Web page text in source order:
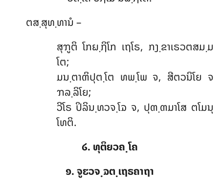
ຕສ຺ສຸທ຺ທານໍ –
ສຸຠູຕິໂກຏ຺ຐິໂກ ເຖໂຣ, ກງ຺ຂາເຣວຕສມ຺ມ
ໂຕ;
ມນ຺ຕາຓິປຸຕ຺ໂຕ ທພ຺ໂພ ຈ, ສີຕວນິໂຍ ຈ
ຠລ຺ລິໂຍ;
ວີໂຣ ປິລິນ຺ທວຈ຺ໂຉ ຈ, ປຸຓ຺ຓມາໂສ ຕໂມນຸ
ໂທຕິ.
໒. ທຸຕິຍວຄ຺ໂຄ
໑. ຈູຬວຈ຺ຉຕ຺ເຖຣຄາຖາ